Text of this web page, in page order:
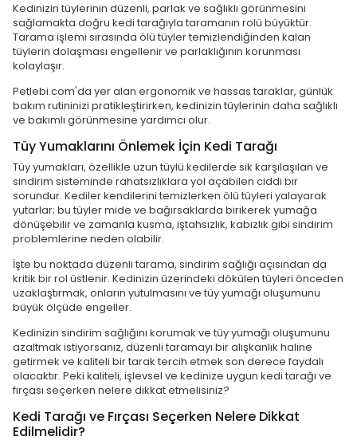
Kedinizin tüylerinin düzenli, parlak ve sağlıklı görünmesini
sağlamakta doğru kedi tarağıyla taramanın rolü büyüktür.
Tarama işlemi sırasında ölü tüyler temizlendiğinden kalan
tüylerin dolaşması engellenir ve parlaklığının korunması
kolaylaşır.
Petlebi.com'da yer alan ergonomik ve hassas taraklar, günlük
bakım rutininizi pratikleştirirken, kedinizin tüylerinin daha sağlıklı
ve bakımlı görünmesine yardımcı olur.
Tüy Yumaklarını Önlemek İçin Kedi Tarağı
Tüy yumakları, özellikle uzun tüylü kedilerde sık karşılaşılan ve
sindirim sisteminde rahatsızlıklara yol açabilen ciddi bir
sorundur. Kediler kendilerini temizlerken ölü tüyleri yalayarak
yutarlar; bu tüyler mide ve bağırsaklarda birikerek yumağa
dönüşebilir ve zamanla kusma, iştahsızlık, kabızlık gibi sindirim
problemlerine neden olabilir.
İşte bu noktada düzenli tarama, sindirim sağlığı açısından da
kritik bir rol üstlenir. Kedinizin üzerindeki dökülen tüyleri önceden
uzaklaştırmak, onların yutulmasını ve tüy yumağı oluşumunu
büyük ölçüde engeller.
Kedinizin sindirim sağlığını korumak ve tüy yumağı oluşumunu
azaltmak istiyorsanız, düzenli taramayı bir alışkanlık haline
getirmek ve kaliteli bir tarak tercih etmek son derece faydalı
olacaktır. Peki kaliteli, işlevsel ve kedinize uygun kedi tarağı ve
fırçası seçerken nelere dikkat etmelisiniz?
Kedi Tarağı ve Fırçası Seçerken Nelere Dikkat
Edilmelidir?